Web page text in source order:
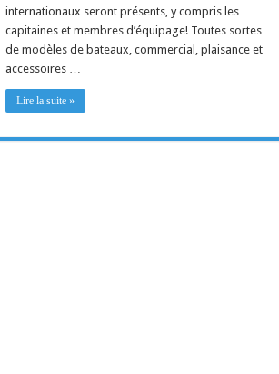
internationaux seront présents, y compris les
capitaines et membres d’équipage! Toutes sortes
de modèles de bateaux, commercial, plaisance et
accessoires …
Lire la suite »